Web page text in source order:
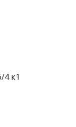
4 к1